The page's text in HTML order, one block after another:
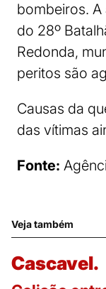
bombeiros.
do 28º
Redonda,
peritos são
Causas da
das vítimas
Fonte:
Veja também
Cascavel.